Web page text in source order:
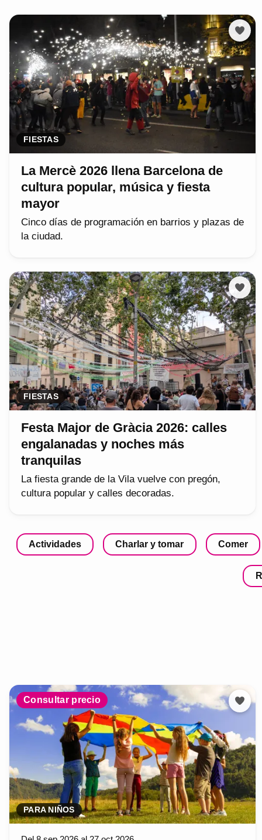
FIESTAS
La Mercè 2026 llena Barcelona de
cultura popular, música y fiesta
mayor
Cinco días de programación en barrios y plazas de
la ciudad.
FIESTAS
Festa Major de Gràcia 2026: calles
engalanadas y noches más
tranquilas
La fiesta grande de la Vila vuelve con pregón,
cultura popular y calles decoradas.
Actividades Charlar y tomar Comer
Consultar precio
PARA NIÑOS